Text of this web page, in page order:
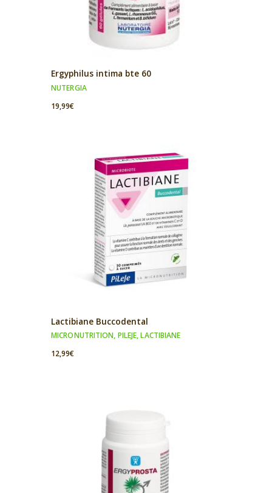
Ergyphilus intima bte 60
NUTERGIA
19,99€
Lactibiane Buccodental
MICRONUTRITION, PILEJE,LACTIBIANE
12,99€